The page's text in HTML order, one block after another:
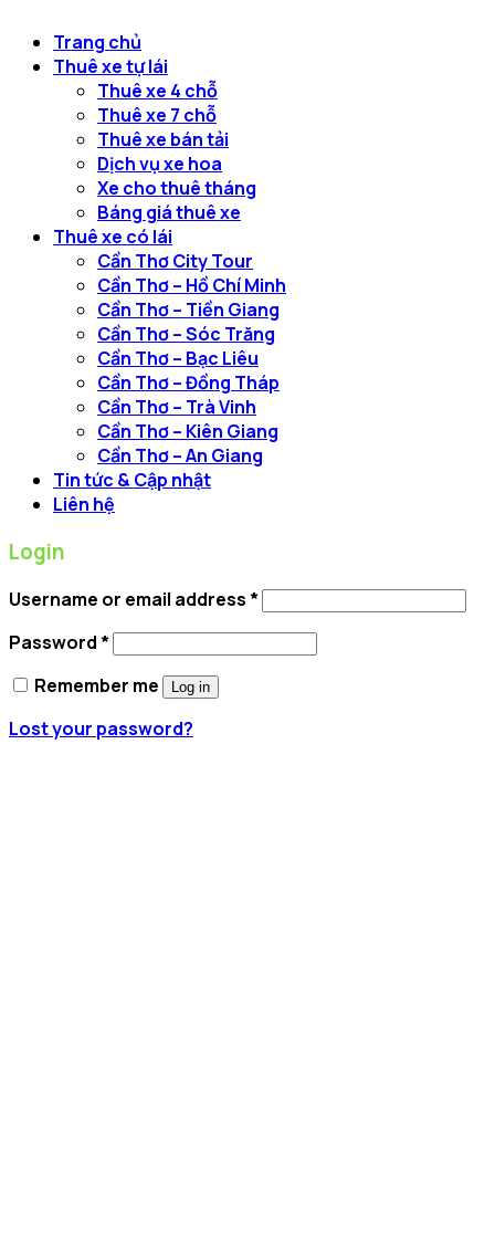
Trang chủ
Thuê xe tự lái
Thuê xe 4 chỗ
Thuê xe 7 chỗ
Thuê xe bán tải
Dịch vụ xe hoa
Xe cho thuê tháng
Báng giá thuê xe
Thuê xe có lái
Cần Thơ City Tour
Cần Thơ – Hồ Chí Minh
Cần Thơ – Tiền Giang
Cần Thơ – Sóc Trăng
Cần Thơ – Bạc Liêu
Cần Thơ – Đồng Tháp
Cần Thơ – Trà Vinh
Cần Thơ – Kiên Giang
Cần Thơ – An Giang
Tin tức & Cập nhật
Liên hệ
Login
Username or email address *
Password *
Remember me
Log in
Lost your password?